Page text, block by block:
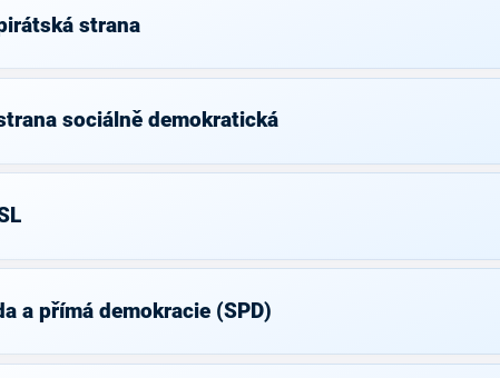
strana
sociálně demokratická
a přímá demokracie (SPD)